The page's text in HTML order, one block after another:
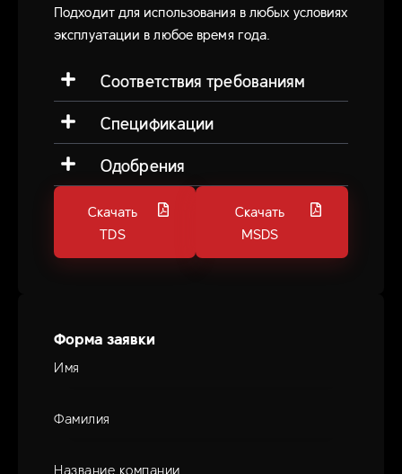
Подходит для использования в любых условиях
эксплуатации в любое время года.
Соответствия требованиям
Спецификации
Одобрения
Скачать
TDS
Скачать
MSDS
Форма заявки